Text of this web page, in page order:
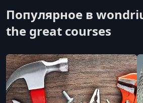
Популярное в
the great courses